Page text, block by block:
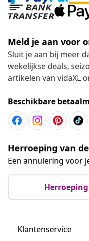
Meld je aan voor
Sluit je aan bij meer
wekelijkse deals,
artikelen van vidaXL
Beschikbare
Herroeping van
Een annulering voor
Klantenservice